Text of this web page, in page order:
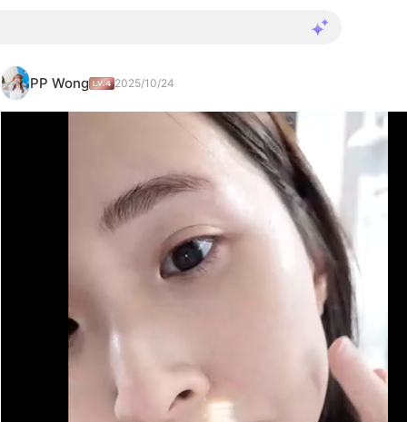
PP Wong 2025/10/24